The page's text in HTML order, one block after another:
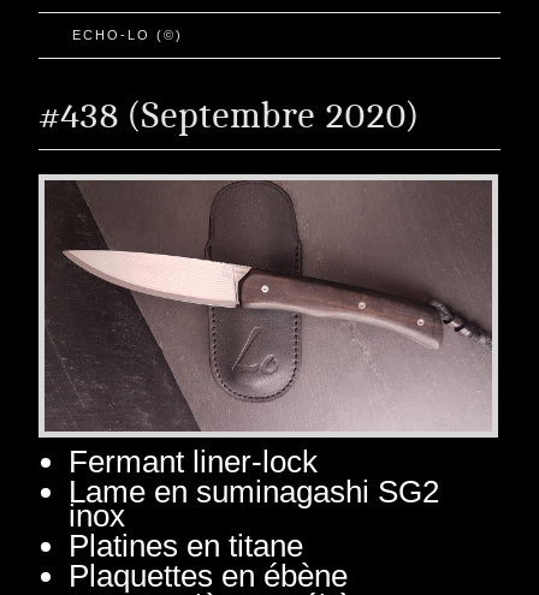
ECHO-LO (©)
#438 (Septembre 2020)
Fermant liner-lock
Lame en suminagashi SG2
inox
Platines en titane
Plaquettes en ébène